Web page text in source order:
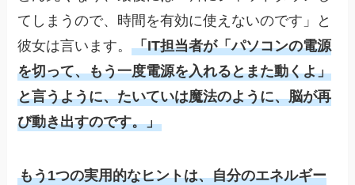
てしまうので、時間を有効に使えないのです」と
彼女は言います。「IT担当者が「パソコンの電源
を切って、もう一度電源を入れるとまた動くよ」
と言うように、たいていは魔法のように、脳が再
び動き出すのです。」
もう1つの実用的なヒントは、自分のエネルギー